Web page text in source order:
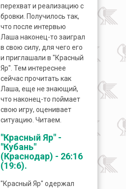
перехват и реализацию с
бровки. Получилось так,
что после интервью
Лаша наконец-то заиграл
в свою силу, для чего его
и приглашали в "Красный
Яр". Тем интереснее
сейчас прочитать как
Лаша, еще не знающий,
что наконец-то поймает
свою игру, оценивает
ситуацию. Читаем.
"Красный Яр" -
"Кубань"
(Краснодар) - 26:16
(19:6).
"Красный Яр" одержал